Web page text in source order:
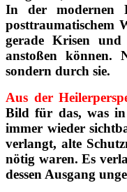
In der modernen
posttraumatischem
gerade Krisen und
anstoßen
sondern durch sie.
Aus der
Bild für das, was in
immer wieder
verlangt, alte
nötig waren. Es
dessen Ausgang